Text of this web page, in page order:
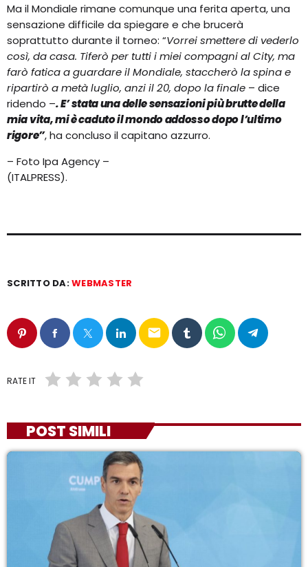
Ma il Mondiale rimane comunque una ferita aperta, una
sensazione difficile da spiegare e che brucerà
soprattutto durante il torneo: “Vorrei smettere di vederlo
così, da casa. Tiferò per tutti i miei compagni al City, ma
farò fatica a guardare il Mondiale, staccherò la spina e
ripartirò a metà luglio, anzi il 20, dopo la finale – dice
ridendo –. E’ stata una delle sensazioni più brutte della
mia vita, mi è caduto il mondo addosso dopo l’ultimo
rigore”, ha concluso il capitano azzurro.
– Foto Ipa Agency –
(ITALPRESS).
SCRITTO DA:WEBMASTER
email
RATE IT
POST SIMILI